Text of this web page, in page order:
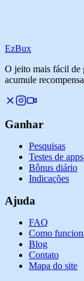
EzBux
O jeito mais fácil de
acumule
Ganhar
Pesquisas
Testes de apps
Bônus diário
Indicações
Ajuda
FAQ
Como
Blog
Contato
Mapa do site